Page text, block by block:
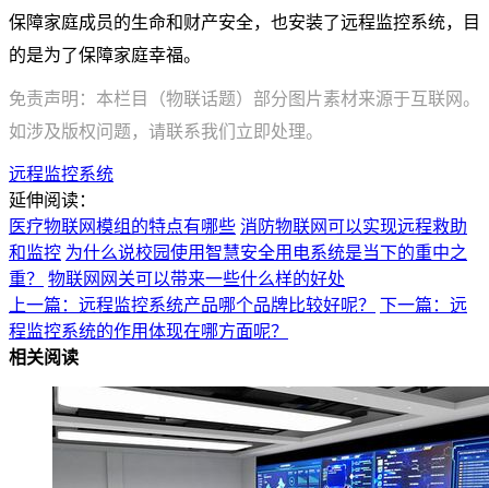
保障家庭成员的生命和财产安全，也安装了远程监控系统，目
的是为了保障家庭幸福。
免责声明：本栏目（物联话题）部分图片素材来源于互联网。
如涉及版权问题，请联系我们立即处理。
远程监控系统
延伸阅读：
医疗物联网模组的特点有哪些 消防物联网可以实现远程救助
和监控 为什么说校园使用智慧安全用电系统是当下的重中之
重？
物联网网关可以带来一些什么样的好处
上一篇：远程监控系统产品哪个品牌比较好呢？
下一篇：远
程监控系统的作用体现在哪方面呢？
相关阅读